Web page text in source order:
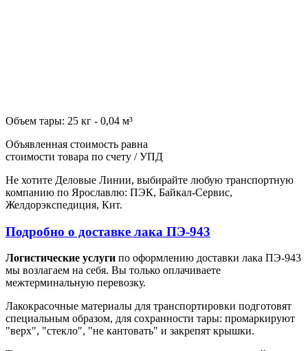
Объем тары: 25 кг - 0,04 м³
Объявленная стоимость равна
стоимости товара по счету / УПД
Не хотите Деловые Линии, выбирайте любую транспортную
компанию по Ярославлю: ПЭК, Байкал-Сервис,
Желдорэкспедиция, Кит.
Подробно о доставке лака ПЭ-943
Логистические услуги по оформлению доставки лака ПЭ-943
мы возлагаем на себя. Вы только оплачиваете
межтерминальную перевозку.
Лакокрасочные материалы для транспортировки подготовят
специальным образом, для сохранности тары: промаркируют
"верх", "стекло", "не кантовать" и закрепят крышки.